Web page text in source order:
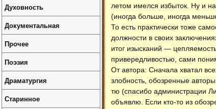
летом имелся избыток. Ну и
(иногда больше, иногда
То есть практически тоже
должности в своих
итог изысканий —
привередливостью, сами
От автора: Сначала хватал
злобность, обозренные
тю (спасибо администрации
объявлю. Если кто-то из
Духовность
Документальная
Прочее
Поэзия
Драматургия
Старинное